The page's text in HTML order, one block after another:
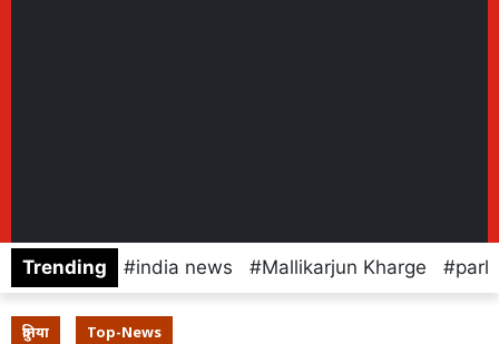
Trending india news Mallikarjun Kharge
दुनिया Top-News